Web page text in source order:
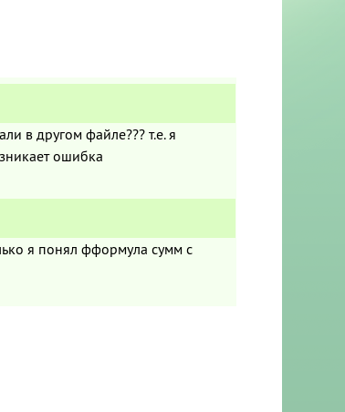
в другом файле??? т.е. я
ошибка
я понял фформула сумм с